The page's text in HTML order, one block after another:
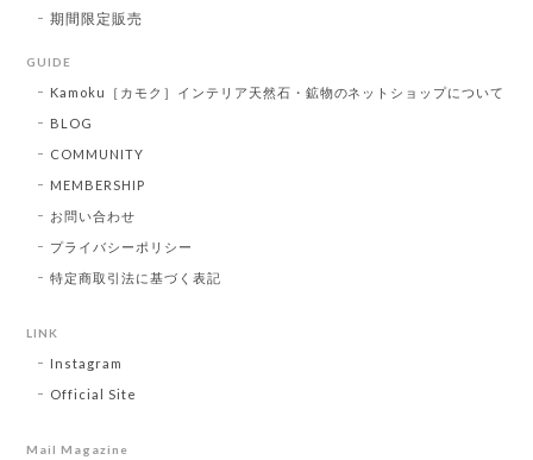
期間限定販売
GUIDE
Kamoku［カモク］インテリア天然石・鉱物のネットショップについて
BLOG
COMMUNITY
MEMBERSHIP
お問い合わせ
プライバシーポリシー
特定商取引法に基づく表記
LINK
Instagram
Official Site
Mail Magazine